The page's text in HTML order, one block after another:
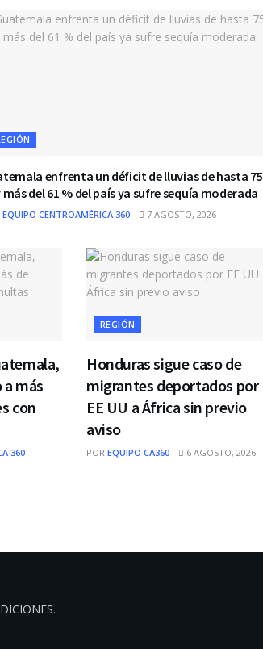
enfrenta un déficit de lluvias de hasta 75
más del 61 % del país ya sufre sequía moderada
EQUIPO CENTROAMÉRICA 360 7 AGOSTO, 2026
más
con
360
REGIÓN
Honduras sigue caso de
migrantes deportados por
EE UU a África sin previo
aviso
POR EQUIPO CA360 6 AGOSTO, 2026
.